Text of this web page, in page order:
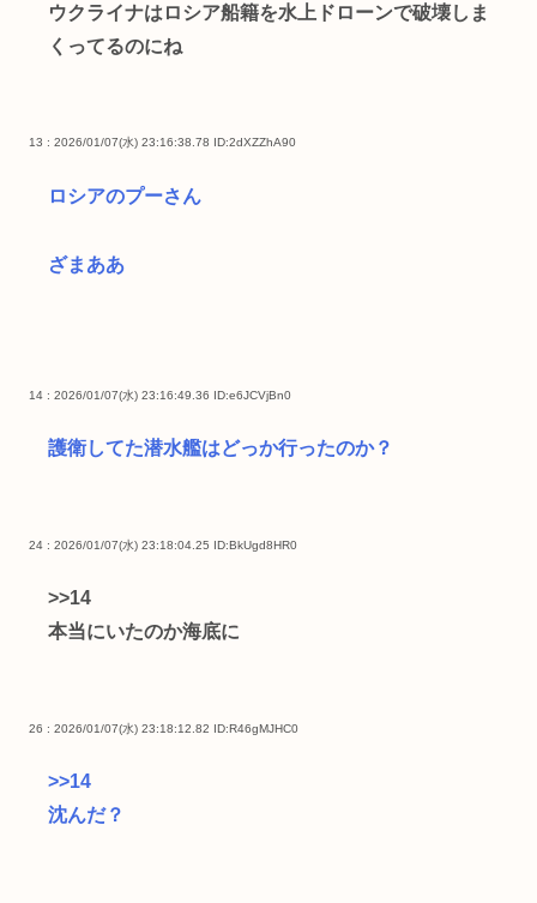
ウクライナはロシア船籍を水上ドローンで破壊しま
くってるのにね
13 : 2026/01/07(水) 23:16:38.78 ID:2dXZZhA90
ロシアのプーさん
ざまああ
14 : 2026/01/07(水) 23:16:49.36 ID:e6JCVjBn0
護衛してた潜水艦はどっか行ったのか？
24 : 2026/01/07(水) 23:18:04.25 ID:BkUgd8HR0
>>14
本当にいたのか海底に
26 : 2026/01/07(水) 23:18:12.82 ID:R46gMJHC0
>>14
沈んだ？